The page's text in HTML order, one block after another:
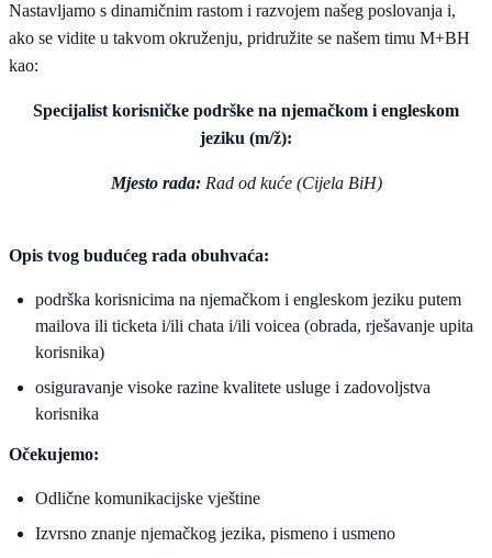
Nastavljamo s dinamičnim rastom i razvojem našeg poslovanja i,
ako se vidite u takvom okruženju, pridružite se našem timu M+BH
kao:
Specijalist korisničke podrške na njemačkom i engleskom
jeziku (m/ž):
Mjesto rada: Rad od kuće (Cijela BiH)
Opis tvog budućeg rada obuhvaća:
podrška korisnicima na njemačkom i engleskom jeziku putem
mailova ili ticketa i/ili chata i/ili voicea (obrada, rješavanje upita
korisnika)
osiguravanje visoke razine kvalitete usluge i zadovoljstva
korisnika
Očekujemo:
Odlične komunikacijske vještine
Izvrsno znanje njemačkog jezika, pismeno i usmeno